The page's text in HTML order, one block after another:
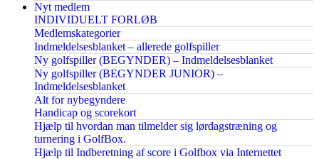
Nyt medlem
INDIVIDUELT FORLØB
Medlemskategorier
Indmeldelsesblanket – allerede golfspiller
Ny golfspiller (BEGYNDER) – Indmeldelsesblanket
Ny golfspiller (BEGYNDER JUNIOR) –
Indmeldelsesblanket
Alt for nybegyndere
Handicap og scorekort
Hjælp til hvordan man tilmelder sig lørdagstræning og
turnering i GolfBox.
Hjælp til Indberetning af score i Golfbox via Internettet